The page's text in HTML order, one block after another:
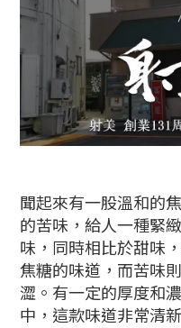
聞起來有一股溫和的
的苦味，給人一種緊
味，同時相比於甜味
焦糖的味道，而苦味
澀。有一定的厚度和
中，這款味道非常清